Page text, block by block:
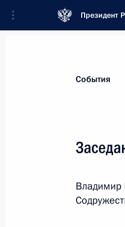
Президент
Новости
30 октября
События
Владимир